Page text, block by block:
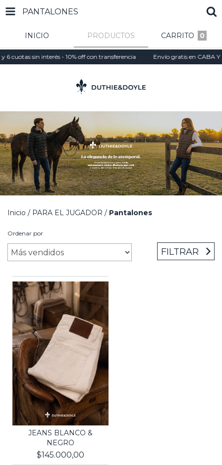
PANTALONES
INICIO PRODUCTOS CARRITO 0
sin interés - 10% off con transferencia Envío gratis en CABA Y
Inicio / PARA EL JUGADOR / Pantalones
Ordenar por
FILTRAR
JEANS BLANCO &
NEGRO
$145.000,00